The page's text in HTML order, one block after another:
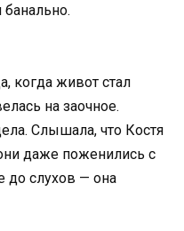
когда живот стал
на заочное.
Слышала, что Костя
даже поженились с
до слухов — она